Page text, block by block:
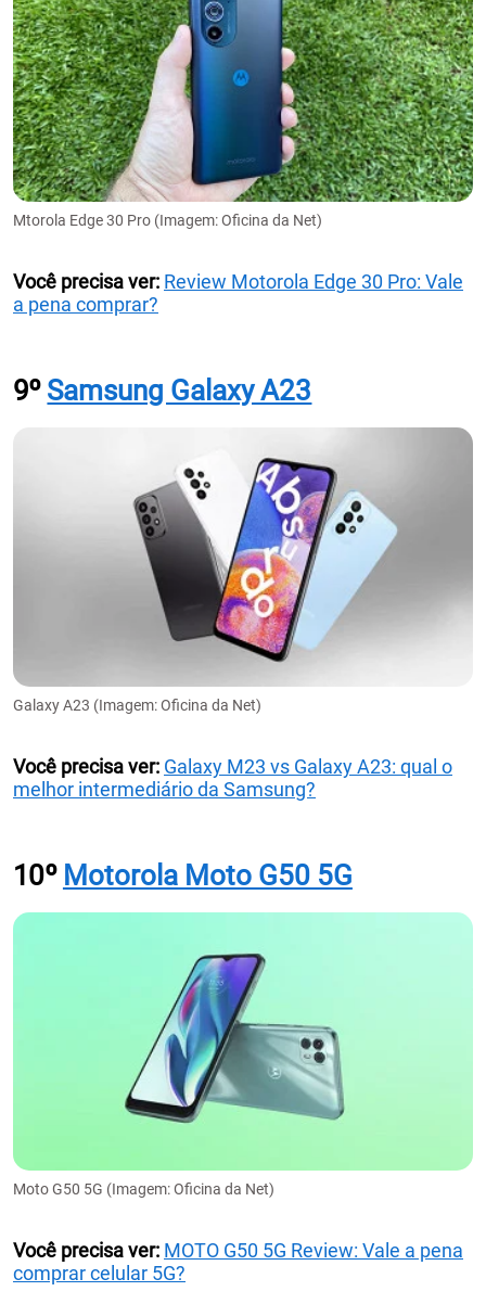
Mtorola Edge 30 Pro (Imagem: Oficina da Net)
Você precisa ver: Review Motorola Edge 30 Pro: Vale
a pena comprar?
9º Samsung Galaxy A23
Galaxy A23 (Imagem: Oficina da Net)
Você precisa ver: Galaxy M23 vs Galaxy A23: qual o
melhor intermediário da Samsung?
10º Motorola Moto G50 5G
Moto G50 5G (Imagem: Oficina da Net)
Você precisa ver: MOTO G50 5G Review: Vale a pena
comprar celular 5G?